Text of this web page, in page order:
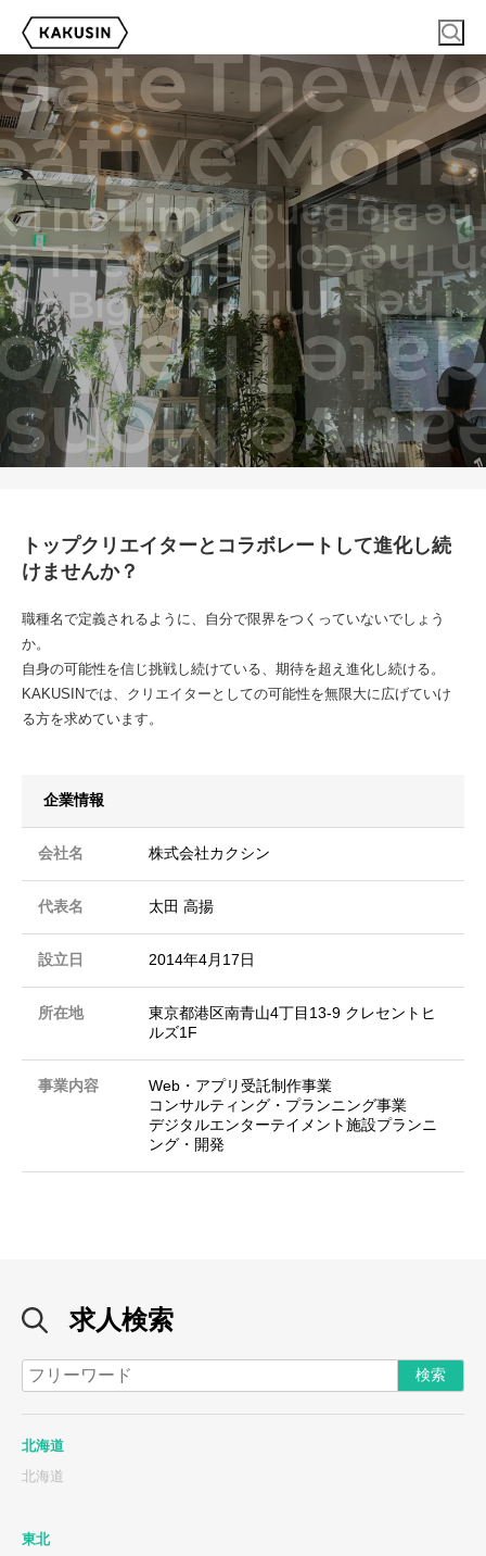
トップクリエイターとコラボレートして進化し続
けませんか？
職種名で定義されるように、自分で限界をつくっていないでしょう
か。
自身の可能性を信じ挑戦し続けている、期待を超え進化し続ける。
KAKUSINでは、クリエイターとしての可能性を無限大に広げていけ
る方を求めています。
企業情報
会社名 株式会社カクシン
代表名 太田 高揚
設立日 2014年4月17日
所在地
東京都港区南青山4丁目13-9 クレセントヒ
ルズ1F
事業内容
Web・アプリ受託制作事業
コンサルティング・プランニング事業
デジタルエンターテイメント施設プランニ
ング・開発
求人検索
北海道
北海道
東北